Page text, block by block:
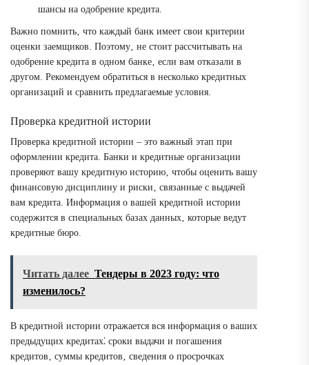
шансы на одобрение кредита.
Важно помнить‚ что каждый банк имеет свои критерии
оценки заемщиков. Поэтому‚ не стоит рассчитывать на
одобрение кредита в одном банке‚ если вам отказали в
другом. Рекомендуем обратиться в несколько кредитных
организаций и сравнить предлагаемые условия.
Проверка кредитной истории
Проверка кредитной истории – это важный этап при
оформлении кредита. Банки и кредитные организации
проверяют вашу кредитную историю‚ чтобы оценить вашу
финансовую дисциплину и риски‚ связанные с выдачей
вам кредита. Информация о вашей кредитной истории
содержится в специальных базах данных‚ которые ведут
кредитные бюро.
Читать далее Тендеры в 2023 году: что
изменилось?
В кредитной истории отражается вся информация о ваших
предыдущих кредитах⁚ сроки выдачи и погашения
кредитов‚ суммы кредитов‚ сведения о просрочках